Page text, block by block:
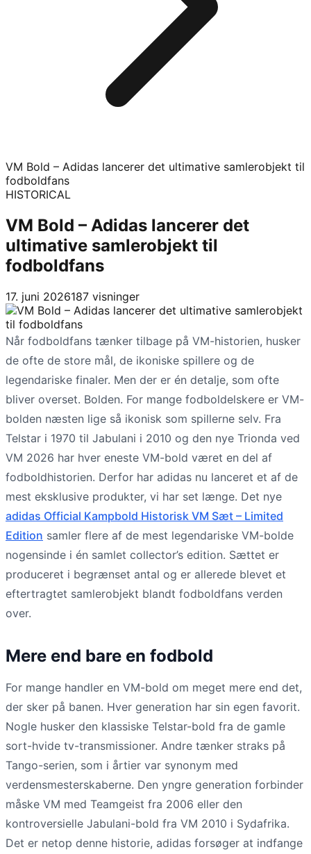
VM Bold – Adidas lancerer det ultimative samlerobjekt til
fodboldfans
HISTORICAL
VM Bold – Adidas lancerer det
ultimative samlerobjekt til
fodboldfans
17. juni 2026187 visninger
Når fodboldfans tænker tilbage på VM-historien, husker
de ofte de store mål, de ikoniske spillere og de
legendariske finaler. Men der er én detalje, som ofte
bliver overset. Bolden. For mange fodboldelskere er VM-
bolden næsten lige så ikonisk som spillerne selv. Fra
Telstar i 1970 til Jabulani i 2010 og den nye Trionda ved
VM 2026 har hver eneste VM-bold været en del af
fodboldhistorien. Derfor har adidas nu lanceret et af de
mest eksklusive produkter, vi har set længe. Det nye
adidas Official Kampbold Historisk VM Sæt – Limited
Edition samler flere af de mest legendariske VM-bolde
nogensinde i én samlet collector’s edition. Sættet er
produceret i begrænset antal og er allerede blevet et
eftertragtet samlerobjekt blandt fodboldfans verden
over.
Mere end bare en fodbold
For mange handler en VM-bold om meget mere end det,
der sker på banen. Hver generation har sin egen favorit.
Nogle husker den klassiske Telstar-bold fra de gamle
sort-hvide tv-transmissioner. Andre tænker straks på
Tango-serien, som i årtier var synonym med
verdensmesterskaberne. Den yngre generation forbinder
måske VM med Teamgeist fra 2006 eller den
kontroversielle Jabulani-bold fra VM 2010 i Sydafrika.
Det er netop denne historie, adidas forsøger at indfange